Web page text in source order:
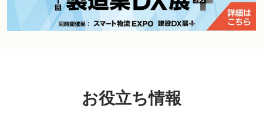
お役立ち情報